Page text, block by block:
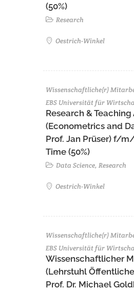
(50%)
Research
Oestrich-Winkel
Wissenschaftliche(r)
EBS Universität für
Research & Teaching
(Econometrics and
Prof. Jan Prüser) f/
Time (50%)
Data Science, Research
Oestrich-Winkel
Wissenschaftliche(r)
EBS Universität für
Wissenschaftlicher
(Lehrstuhl
Prof. Dr. Michael